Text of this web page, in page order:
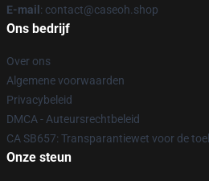
E-mail : contact@caseoh.shop
Ons bedrijf
Over ons
Algemene voorwaarden
Privacybeleid
DMCA - Auteursrechtbeleid
CA SB657: Transparantiewet voor de
Onze steun